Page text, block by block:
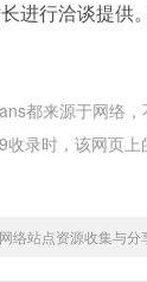
进行洽谈提供
都来源于网络
录时，该网页
络站点资源收集与分